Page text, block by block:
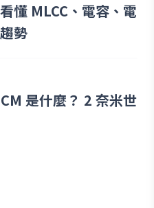
懂 MLCC、電容、電
勢
是什麼？ 2 奈米世